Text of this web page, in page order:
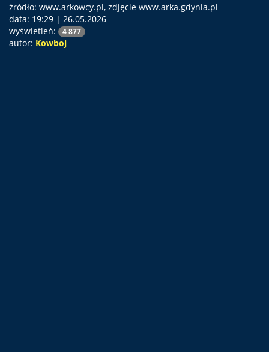
źródło: www.arkowcy.pl, zdjęcie www.arka.gdynia.pl
data: 19:29 | 26.05.2026
wyświetleń:
4 877
autor: Kowboj